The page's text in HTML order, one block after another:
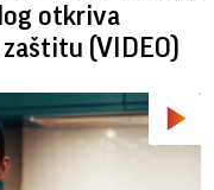
otkriva
(VIDEO)